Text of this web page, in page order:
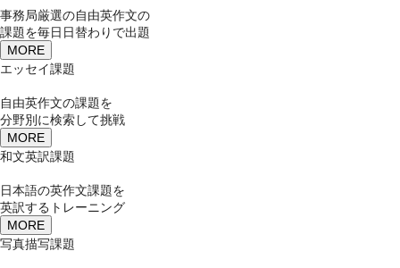
事務局厳選の自由英作文の
課題を毎日日替わりで出題
MORE
エッセイ課題
自由英作文の課題を
分野別に検索して挑戦
MORE
和文英訳課題
日本語の英作文課題を
英訳するトレーニング
MORE
写真描写課題